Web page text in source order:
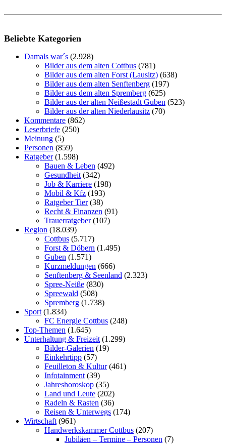
Beliebte Kategorien
Damals war´s (2.928)
Bilder aus dem alten Cottbus (781)
Bilder aus dem alten Forst (Lausitz) (638)
Bilder aus dem alten Senftenberg (197)
Bilder aus dem alten Spremberg (625)
Bilder aus der alten Neißestadt Guben (523)
Bilder aus der alten Niederlausitz (70)
Kommentare (862)
Leserbriefe (250)
Meinung (5)
Personen (859)
Ratgeber(1.598)
Bauen & Leben (492)
Gesundheit (342)
Job & Karriere (198)
Mobil & Kfz (193)
Ratgeber Tier(38)
Recht & Finanzen (91)
Trauerratgeber(107)
Region (18.039)
Cottbus (5.717)
Forst & Döbern (1.495)
Guben (1.571)
Kurzmeldungen (666)
Senftenberg & Seenland (2.323)
Spree-Neiße (830)
Spreewald (508)
Spremberg (1.738)
Sport (1.834)
FC Energie Cottbus (248)
Top-Themen (1.645)
Unterhaltung & Freizeit (1.299)
Bilder-Galerien (19)
Einkehrtipp (57)
Feuilleton & Kultur(461)
Infotainment (39)
Jahreshoroskop (35)
Land und Leute (202)
Radeln & Rasten (36)
Reisen & Unterwegs (174)
Wirtschaft (961)
Handwerkskammer Cottbus (207)
Jubiläen – Termine – Personen (7)